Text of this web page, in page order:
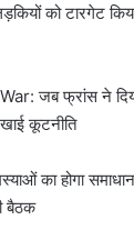
को टारगेट
जब फ्रांस ने
कूटनीति
का होगा
बैठक